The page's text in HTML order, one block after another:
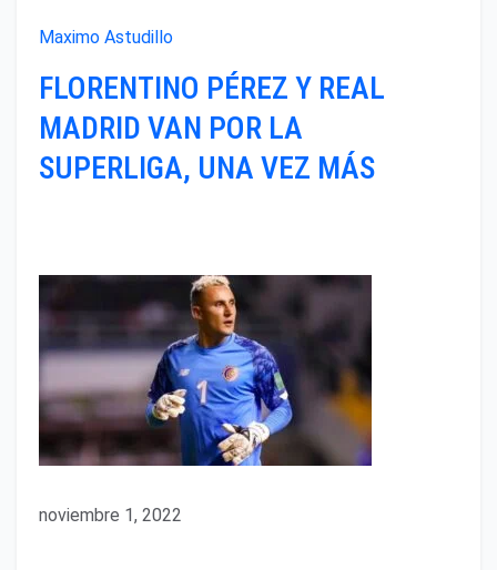
Maximo Astudillo
FLORENTINO PÉREZ Y REAL
MADRID VAN POR LA
SUPERLIGA, UNA VEZ MÁS
noviembre 1, 2022